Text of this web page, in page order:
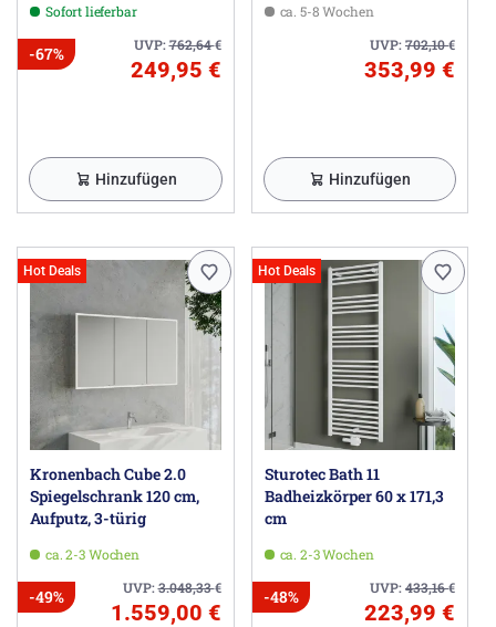
Sofort lieferbar
UVP:762,64€
-67%
249,95 €
Hinzufügen
ca. 5-8 Wochen
UVP:702,10€
353,99 €
Hinzufügen
Hot Deals
Kronenbach Cube 2.0
Spiegelschrank 120 cm,
Aufputz, 3-türig
ca. 2-3 Wochen
UVP:3.048,33€
-49%
1.559,00 €
Hot Deals
Sturotec Bath 11
Badheizkörper 60 x 171,3
cm
ca. 2-3 Wochen
UVP:433,16€
-48%
223,99 €